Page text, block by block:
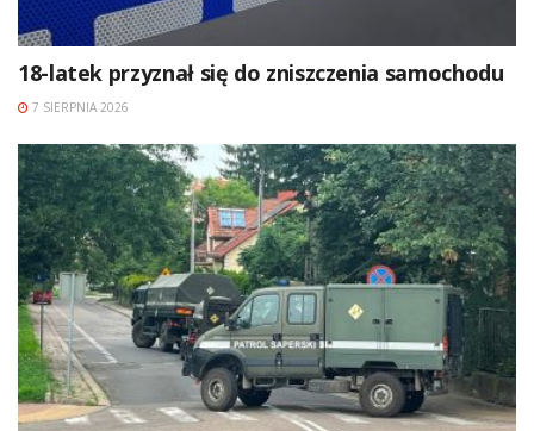
18-latek przyznał się do zniszczenia samochodu
7 SIERPNIA 2026